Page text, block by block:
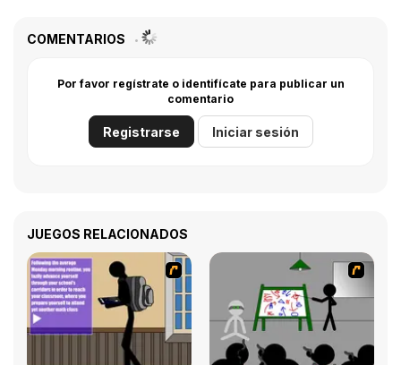
COMENTARIOS
Por favor regístrate o identifícate para publicar un
comentario
Registrarse Iniciar sesión
JUEGOS RELACIONADOS